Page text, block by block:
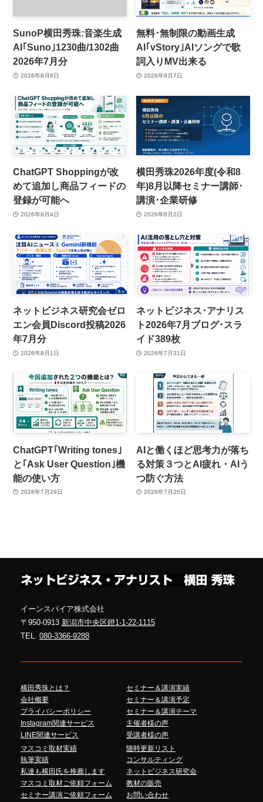
SunoP横田秀珠:音楽生成
AI｢Suno｣1230曲/1302曲
2026年7月分
2026年8月8日
無料･無制限の動画生成
AI｢vStory｣AIソングで歌
詞入りMV出来る
2026年8月7日
ChatGPT Shoppingが改
めて追加し商品フィードの
登録が可能へ
2026年8月4日
横田秀珠2026年度(令和8
年)8月以降セミナー講師･
講演･企業研修
2026年8月2日
ネットビジネス研究会ゼロ
エン会員Discord投稿2026
年7月分
2026年8月1日
ネットビジネス･アナリス
ト2026年7月ブログ･スラ
イド389枚
2026年7月31日
ChatGPT｢Writing tones｣
と｢Ask User Question｣機
能の使い方
2026年7月29日
AIと働くほど思考力が落ち
る対策３つとAI疲れ・AIう
つ防ぐ方法
2026年7月25日
イーンスパイア株式会社
〒950-0913 新潟市中央区鐙1-1-22-1115
TEL. 080-3366-9288
横田秀珠とは？
会社概要
プライバシーポリシー
Instagram関連サービス
LINE関連サービス
セミナー＆講演実績
セミナー＆講演予定
セミナー＆講演テーマ
主催者様の声
受講者様の声
マスコミ取材実績
執筆実績
私達も横田氏を推薦します
マスコミ取材ご依頼フォーム
セミナー講演ご依頼フォーム
随時更新リスト
コンサルティング
ネットビジネス研究会
教材の販売
お問い合わせ